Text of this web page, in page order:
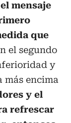
mensaje
que
el segundo
y
más encima
y el
refrescar